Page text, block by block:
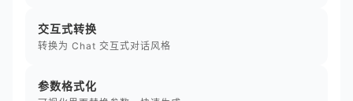
交互式转换
转换为 Chat 交互式对话风格
参数格式化